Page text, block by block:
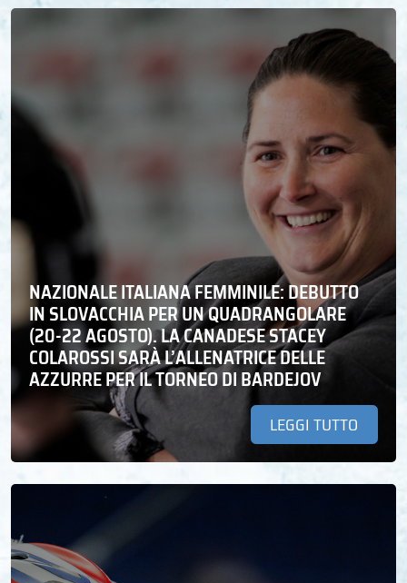
NAZIONALE ITALIANA FEMMINILE: DEBUTTO
IN SLOVACCHIA PER UN QUADRANGOLARE
(20-22 AGOSTO). LA CANADESE STACEY
COLAROSSI SARÀ L’ALLENATRICE DELLE
AZZURRE PER IL TORNEO DI BARDEJOV
LEGGI TUTTO